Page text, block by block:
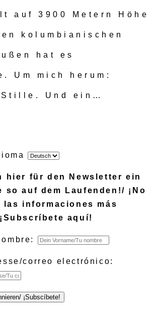
auf 3900 Metern Höhe
kolumbianischen
hat es
Um mich herum:
Und ein…
hier für den Newsletter ein
so auf dem Laufenden!/ ¡No
las informaciones más
aquí!
correo electrónico: